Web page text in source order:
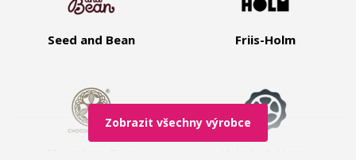
Seed and Bean Friis-Holm
Zobrazit všechny výrobce